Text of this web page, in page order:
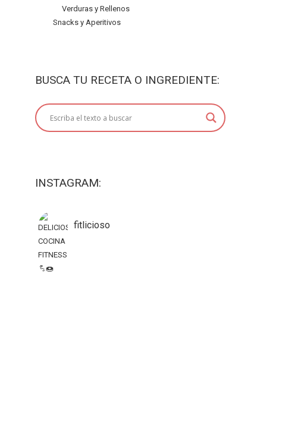
Verduras y Rellenos
Snacks y Aperitivos
BUSCA TU RECETA O INGREDIENTE:
INSTAGRAM:
fitlicioso